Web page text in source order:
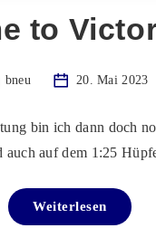
to
bneu 20. Mai 2023
bin ich dann doch
auf dem 1:25
Weiterlesen